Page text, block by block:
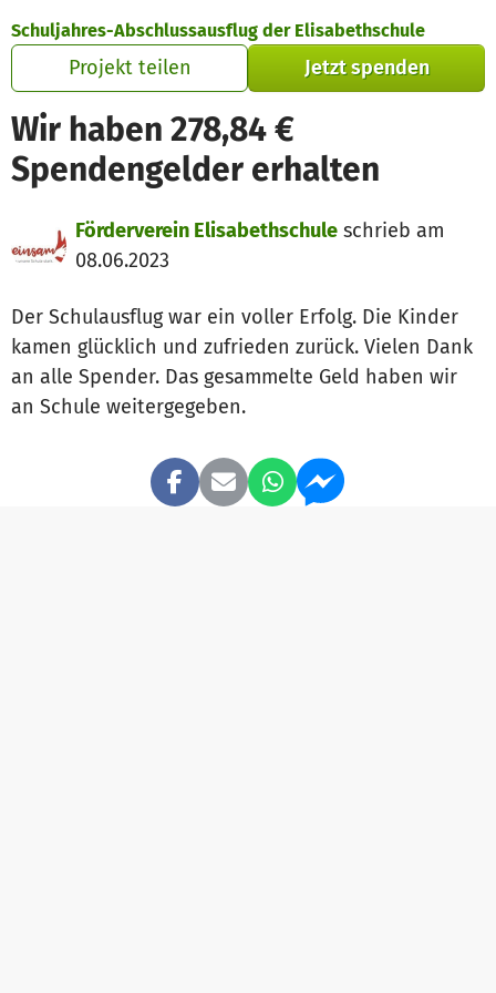
Schuljahres-Abschlussausflug der Elisabethschule
Projekt teilen Jetzt spenden
Wir haben 278,84 €
Spendengelder erhalten
Förderverein Elisabethschule schrieb am
08.06.2023
Der Schulausflug war ein voller Erfolg. Die Kinder
kamen glücklich und zufrieden zurück. Vielen Dank
an alle Spender. Das gesammelte Geld haben wir
an Schule weitergegeben.